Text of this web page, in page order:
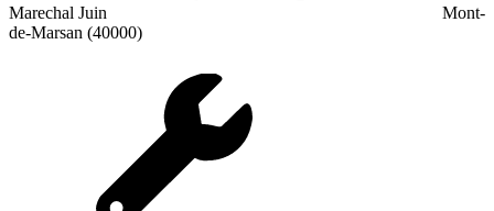
Marechal Juin
Mont-
de-Marsan (40000)